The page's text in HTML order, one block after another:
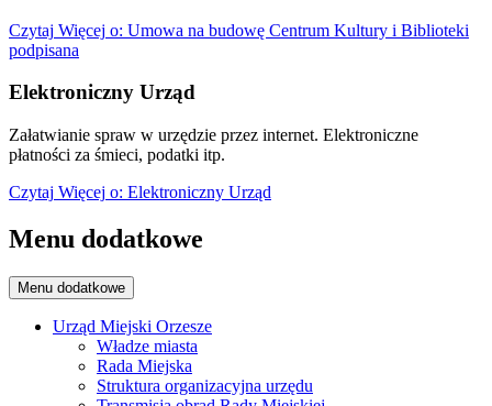
Czytaj Więcej o: Umowa na budowę Centrum Kultury i Biblioteki
podpisana
Elektroniczny Urząd
Załatwianie spraw w urzędzie przez internet. Elektroniczne
płatności za śmieci, podatki itp.
Czytaj Więcej o: Elektroniczny Urząd
Menu dodatkowe
Menu dodatkowe
Urząd Miejski Orzesze
Władze miasta
Rada Miejska
Struktura organizacyjna urzędu